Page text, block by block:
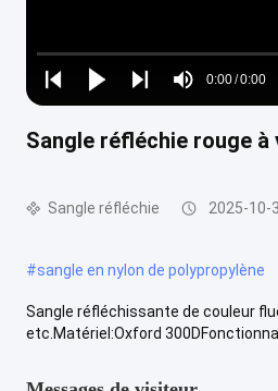
Play
Play
Play
Mute
Time
0:00/0:00
Loaded:
0%
Sangle réfléchie rouge
Sangle réfléchie 2025-10-
#sangle en nylon de polypropylène
Sangle réfléchissante de couleur
etc.Matériel:Oxford